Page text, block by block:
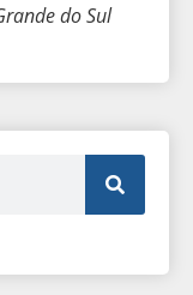
do Sul